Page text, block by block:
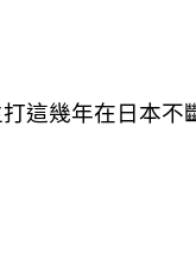
這幾年在日本